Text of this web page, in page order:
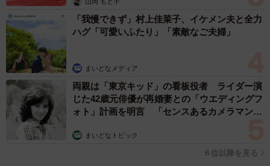
飼育しておもしろかった生物No.1
モンハナシャコ
— でんか (@K_theHermit)April 10, 2023
――美しい姿に反響がありました。
やはりカラフルな生物は多くの人の目を引くのだと思いま
「我慢できず」村上佳菜子、イケメン夫と全力
ハグ「可愛いふたり」「素敵なご夫婦」
まいどなメディア
両親は「東京キッド」の看板役者 ライダー演
じた42歳元俳優が再婚妻との「ウエディングフ
ォト」計画を明言 「センスあるカメラマン求
まいどなトピック
６位以降を見る